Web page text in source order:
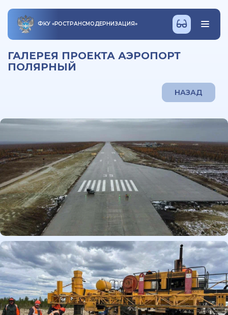
ФКУ «РОСТРАНСМОДЕРНИЗАЦИЯ»
ГАЛЕРЕЯ ПРОЕКТА АЭРОПОРТ
ПОЛЯРНЫЙ
НАЗАД